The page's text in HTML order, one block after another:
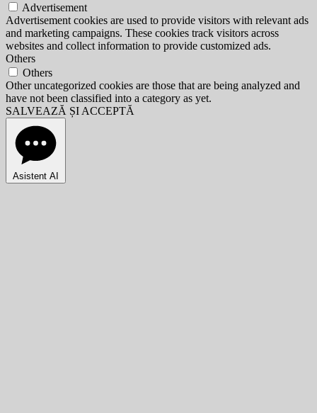
Advertisement
Advertisement cookies are used to provide visitors with relevant ads
and marketing campaigns. These cookies track visitors across
websites and collect information to provide customized ads.
Others
Others
Other uncategorized cookies are those that are being analyzed and
have not been classified into a category as yet.
SALVEAZĂ ȘI ACCEPTĂ
Asistent AI